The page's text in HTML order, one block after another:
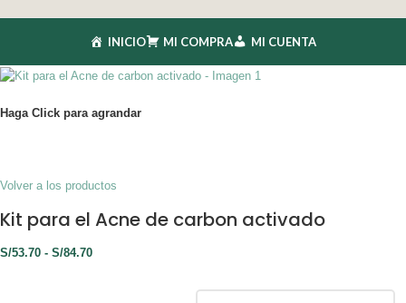
INICIO MI COMPRA MI CUENTA
Haga Click para agrandar
Volver a los productos
Kit para el Acne de carbon activado
S/53.70 - S/84.70